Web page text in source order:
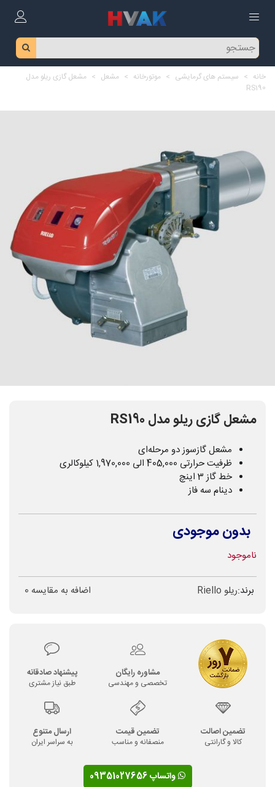
خانه > سیستم های گرمایشی > موتورخانه > مشعل > مشعل گازی ریلو مدل
RS190
مشعل گازی ریلو مدل RS190
مشعل گازسوز دو مرحله‌ای
ظرفیت حرارتی 405,000 الی 1,970,000 کیلوکالری
خط گاز 3 اینچ
دینام سه فاز
بدون موجودی
ناموجود
برند:ریلو Riello اضافه به مقایسه 0
مشاوره رایگان
تخصصی و مهندسی
پیشنهاد صادقانه
طبق نیاز مشتری
تضمین اصالت
کالا و گارانتی
تضمین قیمت
منصفانه و مناسب
ارسال متنوع
به سراسر ایران
واتساپ 09351027656